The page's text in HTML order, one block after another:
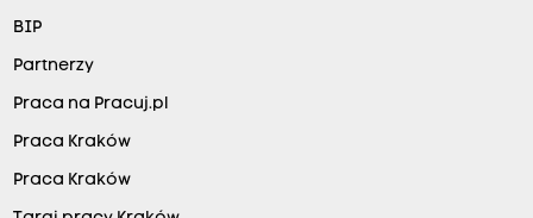
BIP
Partnerzy
Praca na Pracuj.pl
Praca Kraków
Praca Kraków